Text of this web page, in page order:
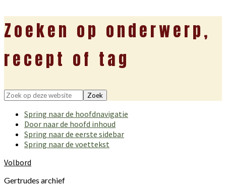
Zoeken op onderwerp,
recept of tag
Zoek
deze
website
Spring naar de hoofdnavigatie
Door naar de hoofd inhoud
Spring naar de eerste sidebar
Spring naar de voettekst
Volbord
Gertrudes archief